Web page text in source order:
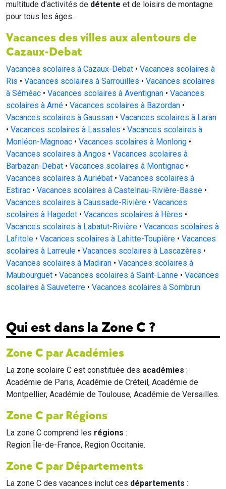
multitude d'activités de détente et de loisirs de montagne
pour tous les âges.
Vacances des villes aux alentours de
Cazaux-Debat
Vacances scolaires à Cazaux-Debat • Vacances scolaires à
Ris • Vacances scolaires à Sarrouilles • Vacances scolaires
à Séméac • Vacances scolaires à Aventignan • Vacances
scolaires à Arné • Vacances scolaires à Bazordan •
Vacances scolaires à Gaussan • Vacances scolaires à Laran
• Vacances scolaires à Lassales • Vacances scolaires à
Monléon-Magnoac • Vacances scolaires à Monlong •
Vacances scolaires à Angos • Vacances scolaires à
Barbazan-Debat • Vacances scolaires à Montignac •
Vacances scolaires à Auriébat • Vacances scolaires à
Estirac • Vacances scolaires à Castelnau-Rivière-Basse •
Vacances scolaires à Caussade-Rivière • Vacances
scolaires à Hagedet • Vacances scolaires à Hères •
Vacances scolaires à Labatut-Rivière • Vacances scolaires à
Lafitole • Vacances scolaires à Lahitte-Toupière • Vacances
scolaires à Larreule • Vacances scolaires à Lascazères •
Vacances scolaires à Madiran • Vacances scolaires à
Maubourguet • Vacances scolaires à Saint-Lanne • Vacances
scolaires à Sauveterre • Vacances scolaires à Sombrun
Qui est dans la Zone C ?
Zone C par Académies
La zone scolaire C est constituée des académies :
Académie de Paris, Académie de Créteil, Académie de
Montpellier, Académie de Toulouse, Académie de Versailles.
Zone C par Régions
La zone C comprend les régions :
Region Île-de-France, Region Occitanie.
Zone C par Départements
La zone C des vacances inclut ces départements :